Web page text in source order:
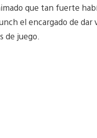
que tan fuerte
el encargado de dar
de juego.